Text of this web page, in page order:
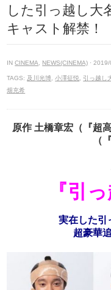
した引っ越し大
キャスト解禁！
INCINEMA NEWS(CINEMA) ·
TAGS: 及川光博 ,小澤征悦 引っ越し
畑充希
原作 土橋章宏（『超
（
『引
実在した引
超豪華